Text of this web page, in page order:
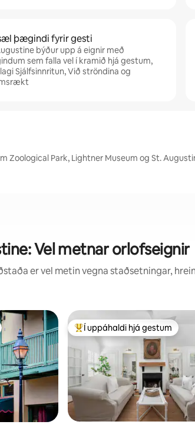
þægindi fyrir gesti
býður upp á eignir með
sem falla vel í kramið hjá gestum,
Sjálfsinnritun, Við ströndina og
Zoological Park, Lightner Museum og St.
Vel metnar orlofseignir
er vel metin vegna staðsetningar,
Í mestu uppáhaldi hjá gestum
Í uppáhaldi hjá gestum